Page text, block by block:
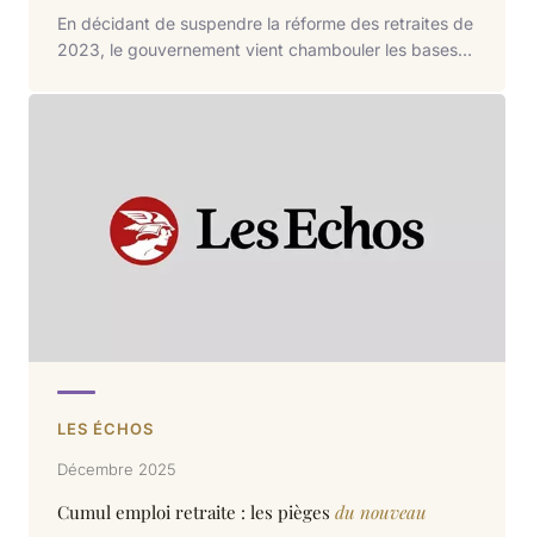
En décidant de suspendre la réforme des retraites de
2023, le gouvernement vient chambouler les bases
LES ÉCHOS
Décembre 2025
Cumul emploi retraite : les pièges du nouveau